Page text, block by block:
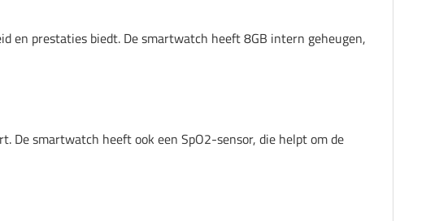
en prestaties biedt. De smartwatch heeft 8GB intern geheugen,
De smartwatch heeft ook een SpO2-sensor, die helpt om de